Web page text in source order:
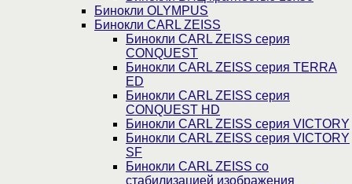
Бинокли OLYMPUS
Бинокли CARL ZEISS
Бинокли CARL ZEISS серия
CONQUEST
Бинокли CARL ZEISS серия TERRA
ED
Бинокли CARL ZEISS серия
CONQUEST HD
Бинокли CARL ZEISS серия VICTORY
Бинокли CARL ZEISS серия VICTORY
SF
Бинокли CARL ZEISS со
стабилизацией изображения